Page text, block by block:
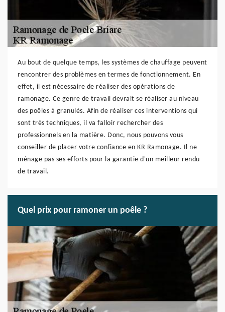
Au bout de quelque temps, les systèmes de chauffage peuvent
rencontrer des problèmes en termes de fonctionnement. En
effet, il est nécessaire de réaliser des opérations de
ramonage. Ce genre de travail devrait se réaliser au niveau
des poêles à granulés. Afin de réaliser ces interventions qui
sont très techniques, il va falloir rechercher des
professionnels en la matière. Donc, nous pouvons vous
conseiller de placer votre confiance en KR Ramonage. Il ne
ménage pas ses efforts pour la garantie d'un meilleur rendu
de travail.
Quel prix pour ramoner un poêle ?